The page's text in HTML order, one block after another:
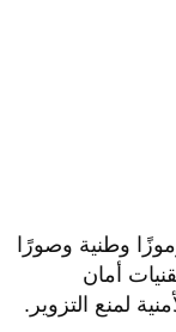
وطنية وصورًا
أمان
لمنع التزوير.